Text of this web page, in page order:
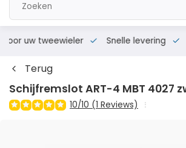
voor uw tweewieler Snelle levering
Terug
Schijfremslot ART-4 MBT 4027
10/10 (1 Reviews)